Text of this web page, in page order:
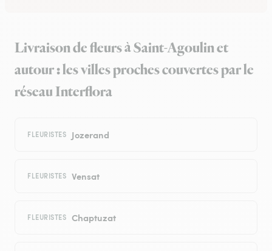
Livraison de fleurs à Saint-Agoulin et
autour : les villes proches couvertes par le
réseau Interflora
FLEURISTES Jozerand
FLEURISTES Vensat
FLEURISTES Chaptuzat